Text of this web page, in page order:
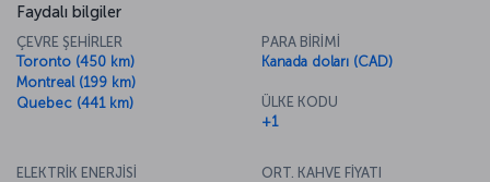
Faydalı bilgiler
ÇEVRE ŞEHİRLER
Toronto (450 km)
Montreal (199 km)
Quebec (441 km)
PARA BİRİMİ
Kanada doları (CAD)
ÜLKE KODU
+1
ELEKTRİK ENERJİSİ
ORT. KAHVE FİYATI